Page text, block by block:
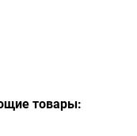
товары: